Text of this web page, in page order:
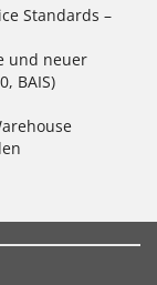
Standards –
und neuer
BAIS)